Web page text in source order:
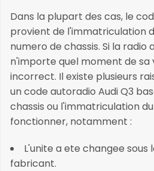
Dans la plupart des cas, le
provient de l'immatriculation
numero de chassis. Si la
n'importe quel moment de sa
incorrect. Il existe plusieurs
un code autoradio Audi Q3
chassis ou l'immatriculation
fonctionner, notamment :
L'unite a ete changee sous
fabricant.